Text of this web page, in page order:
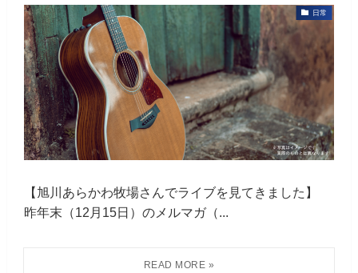
日常
【旭川あらかわ牧場さんでライブを見てきました】
昨年末（12月15日）のメルマガ（...